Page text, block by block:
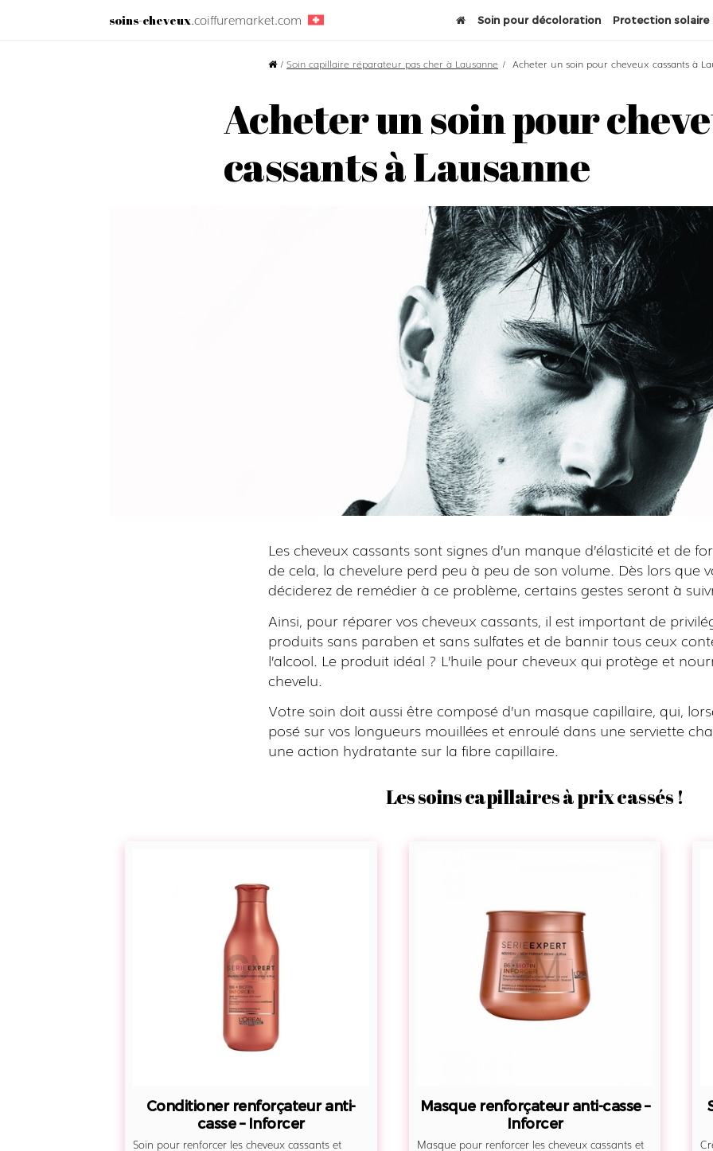
soins-cheveux.coiffuremarket.com Soin pour décoloration Protection solaire
/ Soin capillaire réparateur pas cher à Lausanne Acheter un soin pour cheveux cassants à
Acheter un soin pour
cassants à Lausanne
Les cheveux cassants sont signes d’un manque d’élasticité et de
de cela, la chevelure perd peu à peu de son volume. Dès lors que
déciderez de remédier à ce problème, certains gestes seront à
Ainsi, pour réparer vos cheveux cassants, il est important de
produits sans paraben et sans sulfates et de bannir tous ceux
l’alcool. Le produit idéal ? L’huile pour cheveux qui protège et
chevelu.
Votre soin doit aussi être composé d’un masque capillaire, qui,
posé sur vos longueurs mouillées et enroulé dans une serviette
une action hydratante sur la fibre capillaire.
Les soins capillaires à prix cassés !
anti-
casse
Inforcer
Conditioner renforçateur anti-
casse – Inforcer
Soin pour renforcer les cheveux cassants et
casse
–
Inforcer
Masque renforçateur anti-casse –
Inforcer
Masque pour renforcer les cheveux cassants et